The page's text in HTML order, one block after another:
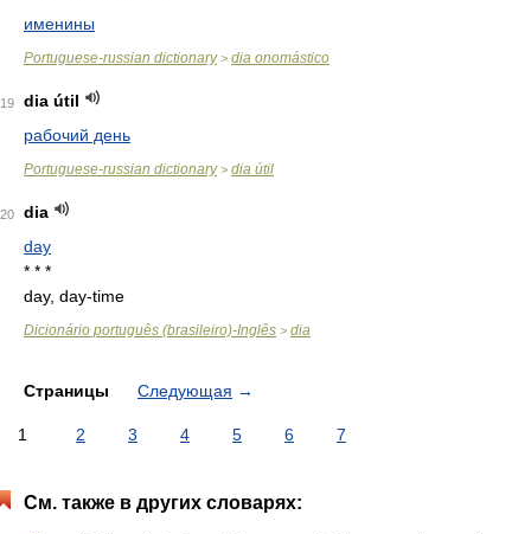
именины
Portuguese-russian dictionary> dia onomástico
19
dia útil
рабочий день
Portuguese-russian dictionary> dia útil
20
dia
day
* * *
day, day-time
Dicionário português (brasileiro)-Inglês > dia
Страницы Следующая →
1 2 3 4 5 6 7
См. также в других словарях: